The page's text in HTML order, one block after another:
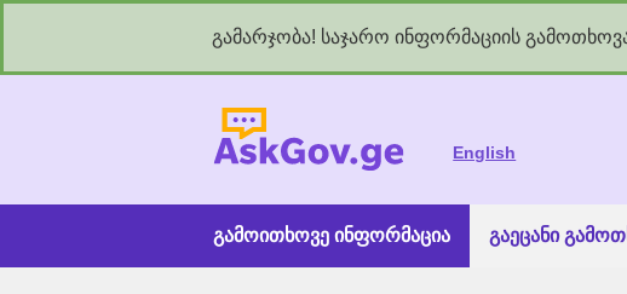
გამარჯობა! საჯარო ინფორმაციის
English
გამოითხოვე ინფორმაცია გაეცანი